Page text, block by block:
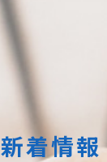
新着情報